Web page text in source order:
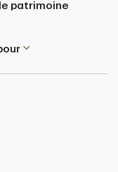
patrimoine